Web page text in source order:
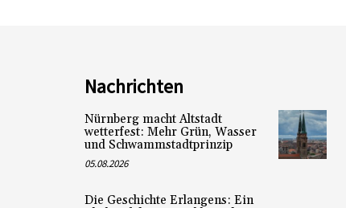
Nachrichten
Nürnberg macht Altstadt
wetterfest: Mehr Grün, Wasser
und Schwammstadtprinzip
05.08.2026
Die Geschichte Erlangens: Ein